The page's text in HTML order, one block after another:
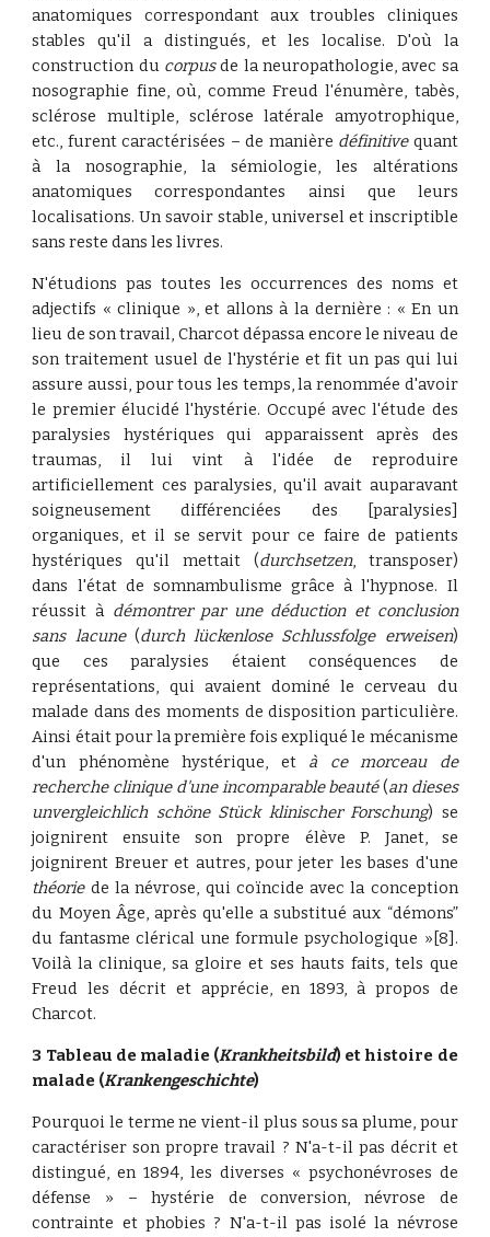
anatomiques correspondant aux troubles cliniques
stables qu'il a distingués, et les localise. D'où la
construction du corpusde la neuropathologie, avec sa
nosographie fine, où, comme Freud l'énumère, tabès,
sclérose multiple, sclérose latérale amyotrophique,
etc., furent caractérisées – de manière définitivequant
à la nosographie, la sémiologie, les altérations
anatomiques correspondantes ainsi que leurs
localisations. Un savoir stable, universel et inscriptible
sans reste dans les livres.
N'étudions pas toutes les occurrences des noms et
adjectifs « clinique », et allons à la dernière : « En un
lieu de son travail, Charcot dépassa encore le niveau de
son traitement usuel de l'hystérie et fit un pas qui lui
assure aussi, pour tous les temps, la renommée d'avoir
le premier élucidé l'hystérie. Occupé avec l'étude des
paralysies hystériques qui apparaissent après des
traumas, il lui vint à l'idée de reproduire
artificiellement ces paralysies, qu'il avait auparavant
soigneusement différenciées des [paralysies]
organiques, et il se servit pour ce faire de patients
hystériques qu'il mettait (durchsetzen, transposer)
dans l'état de somnambulisme grâce à l'hypnose. Il
réussit à démontrer par une déduction et conclusion
sans lacune(durch lückenlose Schlussfolge erweisen)
que ces paralysies étaient conséquences de
représentations, qui avaient dominé le cerveau du
malade dans des moments de disposition particulière.
Ainsi était pour la première fois expliqué le mécanisme
d'un phénomène hystérique, et à ce morceau de
recherche clinique d'une incomparable beauté(an dieses
unvergleichlich schöne Stück klinischer Forschung) se
joignirent ensuite son propre élève P. Janet, se
joignirent Breuer et autres, pour jeter les bases d'une
théoriede la névrose, qui coïncide avec la conception
du Moyen Âge, après qu'elle a substitué aux “démons”
du fantasme clérical une formule psychologique »[8].
Voilà la clinique, sa gloire et ses hauts faits, tels que
Freud les décrit et apprécie, en 1893, à propos de
Charcot.
3 Tableau de maladie (Krankheitsbild) et histoire de
malade (Krankengeschichte)
Pourquoi le terme ne vient-il plus sous sa plume, pour
caractériser son propre travail ? N'a-t-il pas décrit et
distingué, en 1894, les diverses « psychonévroses de
défense » – hystérie de conversion, névrose de
contrainte et phobies ? N'a-t-il pas isolé la névrose